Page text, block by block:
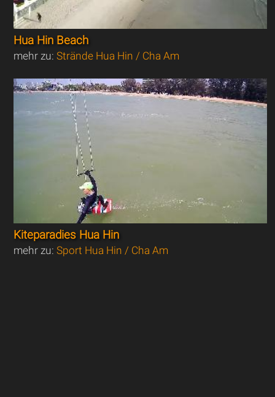
Hua Hin Beach
mehr zu:Strände Hua Hin / Cha Am
Kiteparadies Hua Hin
mehr zu:Sport Hua Hin / Cha Am